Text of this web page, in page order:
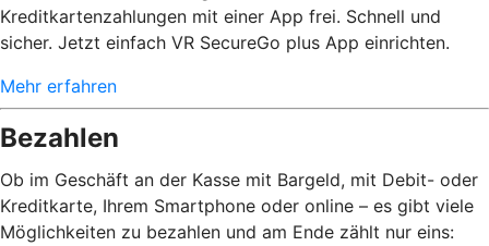
Kreditkartenzahlungen mit einer App frei. Schnell und
sicher. Jetzt einfach VR SecureGo plus App einrichten.
Mehr erfahren
Bezahlen
Ob im Geschäft an der Kasse mit Bargeld, mit Debit- oder
Kreditkarte, Ihrem Smartphone oder online – es gibt viele
Möglichkeiten zu bezahlen und am Ende zählt nur eins: